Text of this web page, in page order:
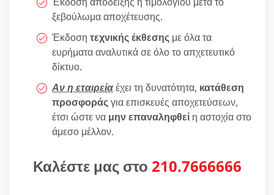
ξεβούλωμα αποχέτευσης.
Έκδοση τεχνικής έκθεσης με όλα τα
ευρήματα αναλυτικά σε όλο το απχετευτικό
δίκτυο.
Αν η εταιρείαέχει τη δυνατότητα, κατάθεση
προσφοράςγια επισκευές αποχετεύσεων,
έτσι ώστε να μην επαναληφθεί η αστοχία στο
άμεσο μέλλον.
Καλέστε μας στο 210.7666666